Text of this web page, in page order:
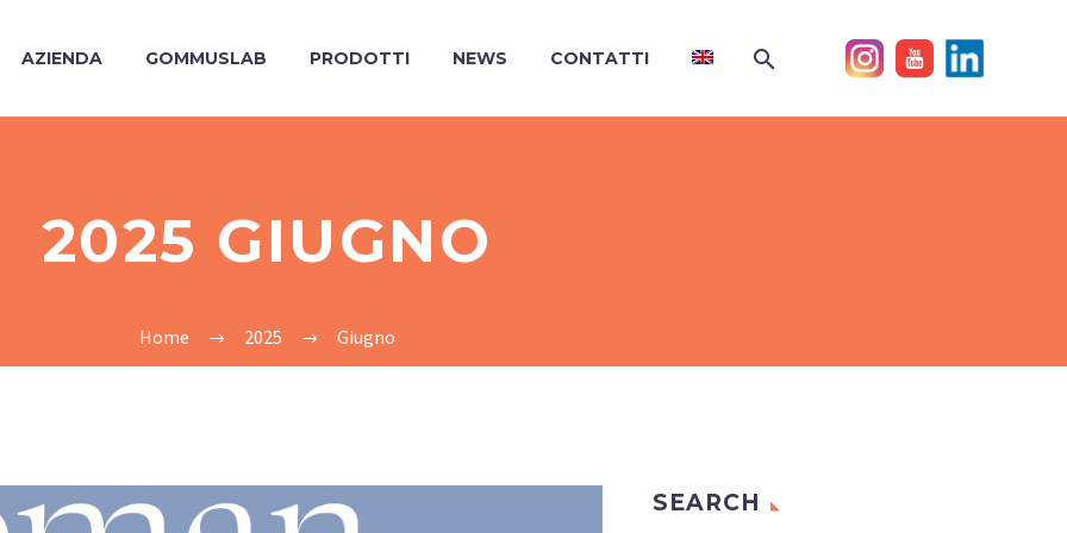
AZIENDA GOMMUSLAB PRODOTTI NEWS CONTATTI
2025 GIUGNO
Home 2025 Giugno
SEARCH